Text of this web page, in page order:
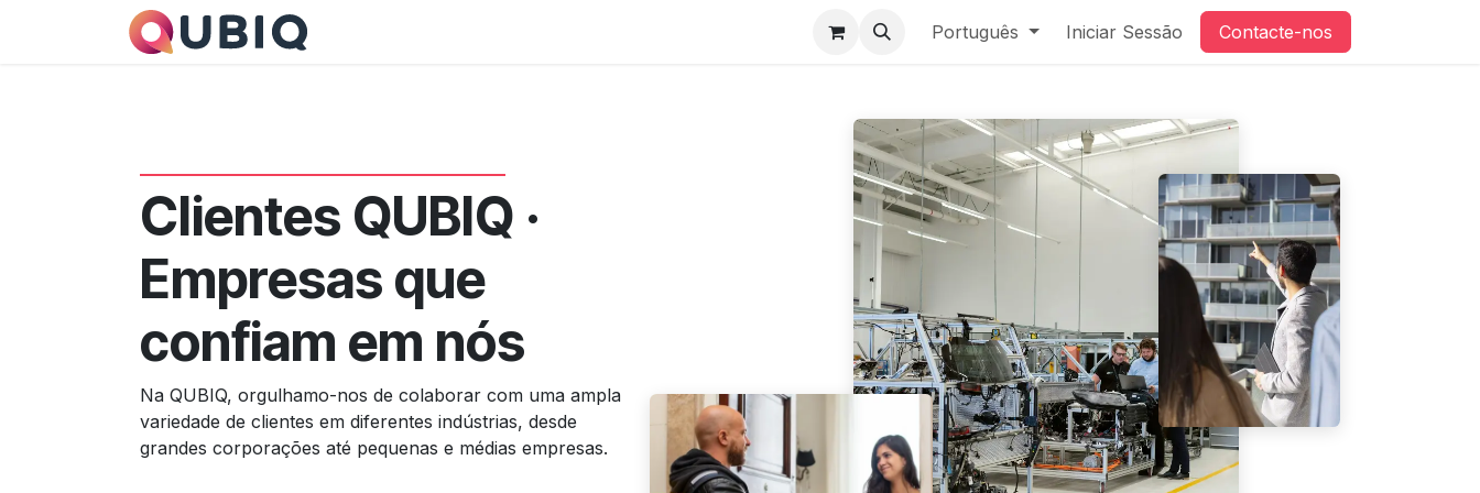
Pular para o conteúdo
Casos de SucessoPortuguês Iniciar Sessão Contacte-nos
Clientes QUBIQ ·
Empresas que
confiam em nós
Na QUBIQ, orgulhamo-nos de colaborar com uma ampla
variedade de clientes em diferentes indústrias, desde
grandes corporações até pequenas e médias empresas.